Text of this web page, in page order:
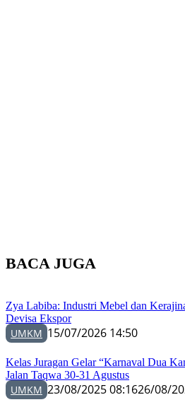
BACA JUGA
Zya Labiba: Industri Mebel dan
Devisa Ekspor
UMKM 15/07/2026 14:50
Kelas Juragan Gelar “Karnaval Dua
Jalan Taqwa 30-31 Agustus
UMKM 23/08/2025 08:1626/08/